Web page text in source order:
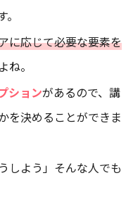
に応じて必要な要素を
ね。
ションがあるので、講
を決めることができま
しよう」そんな人でも